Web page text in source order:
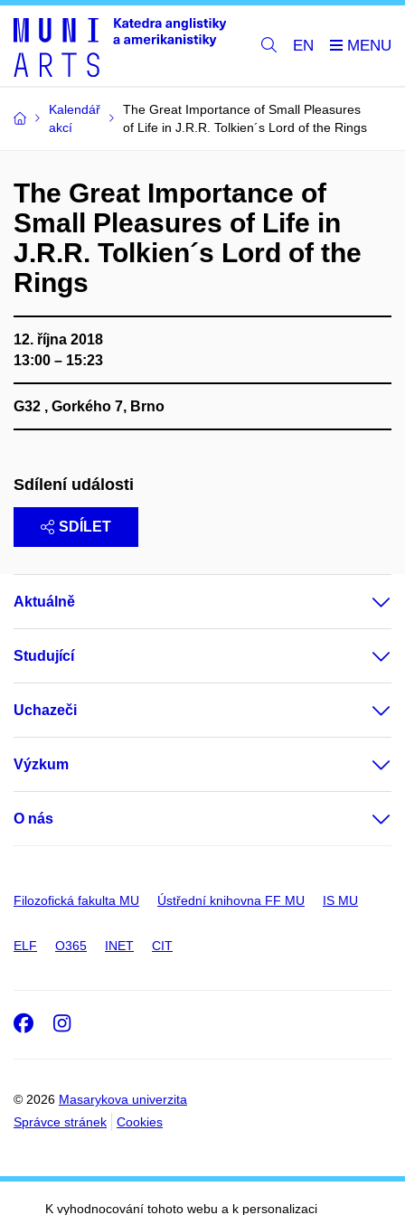
EN
Kalendář
akcí
The Great Importance of Small Pleasures
of Life in J.R.R. Tolkien´s Lord of the Rings
The Great Importance of
Small Pleasures of Life in
J.R.R. Tolkien´s Lord of the
Rings
12. října 2018
13:00 – 15:23
G32 , Gorkého 7, Brno
Sdílení události
SDÍLET
Aktuálně
Studující
Uchazeči
Výzkum
O nás
Filozofická fakulta MU Ústřední knihovna FF MU IS MU
ELF O365 INET CIT
© 2026 Masarykova univerzita
Správce stránek
Cookies
Facebook
Instagram
K vyhodnocování tohoto webu a k personalizaci